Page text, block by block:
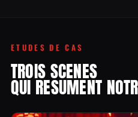
ETUDES DE CAS
TROIS SCENES
QUI RESUMENT